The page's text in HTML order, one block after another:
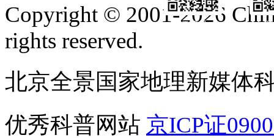
订阅号
Copyright © 2001-2026
rights reserved.
北京全景国家地理新媒体
优秀科普网站 京ICP证